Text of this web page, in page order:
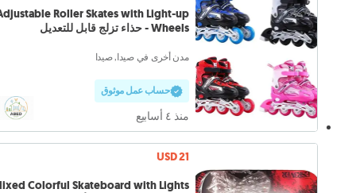
Roller Skates with Light-up
Wheels - حذاء تزلج قابل للتعديل
مدن أخرى في صيدا, صيدا
حساب عمل موثوق
منذ ٤ أسابيع
USD 21